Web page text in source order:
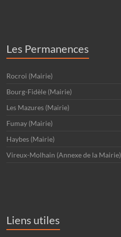
Les Permanences
Rocroi (Mairie)
Bourg-Fidèle (Mairie)
Les Mazures (Mairie)
Fumay (Mairie)
Haybes (Mairie)
Vireux-Molhain (Annexe de la Mairie)
Liens utiles